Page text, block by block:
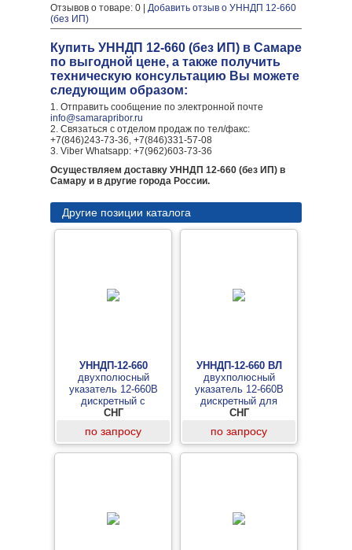
Отзывов о товаре: 0 | Добавить отзыв о УННДП 12-660
(без ИП)
Купить УННДП 12-660 (без ИП) в Самаре
по выгодной цене, а также получить
техническую консультацию Вы можете
следующим образом:
1. Отправить сообщение по электронной почте
info@samarapribor.ru
2. Связаться с отделом продаж по тел/факс:
+7(846)243-73-36, +7(846)331-57-08
3. Viber Whatsapp: +7(962)603-73-36
Осуществляем доставку УННДП 12-660 (без ИП) в
Самару и в другие города России.
Другие позиции каталога
УННДП-12-660
двухполюсный
указатель 12-660В
дискретный с
прозвонкой и
(градуировка 12-110-
220-380-660В)
СНГ
по запросу
УННДП-12-660 ВЛ
двухполюсный
указатель 12-660В
дискретный для
воздушных линий
220-380-660В)
СНГ
по запросу